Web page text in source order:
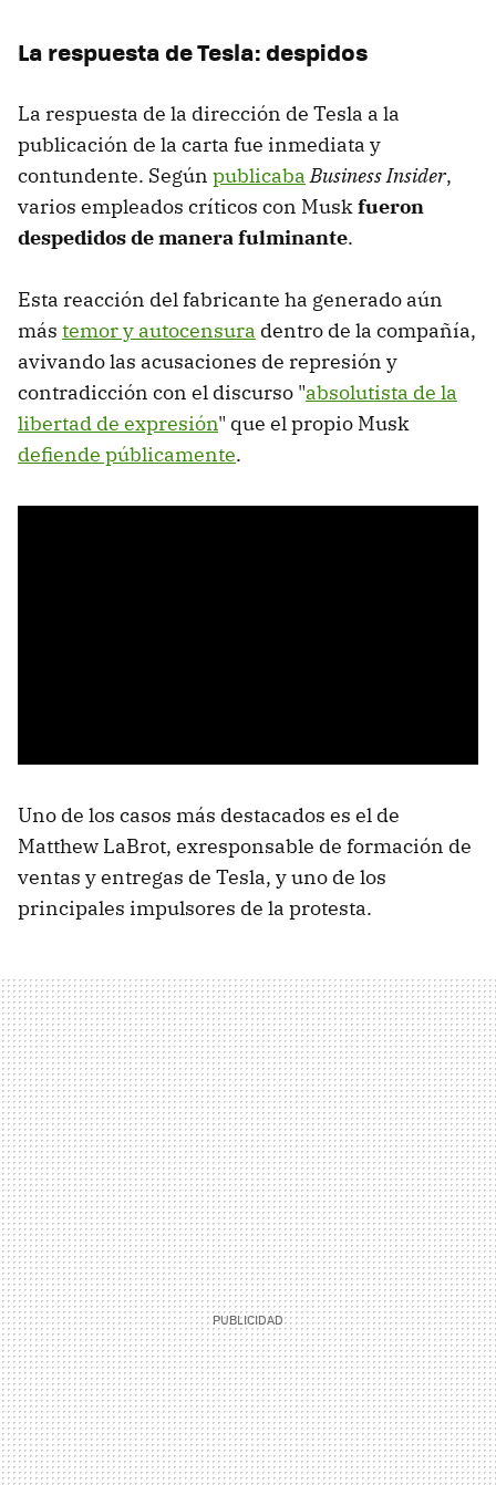
La respuesta de Tesla: despidos
La respuesta de la dirección de Tesla a la
publicación de la carta fue inmediata y
contundente. Según publicaba Business Insider,
varios empleados críticos con Muskfueron
despedidos de manera fulminante.
Esta reacción del fabricante ha generado aún
más temor y autocensura dentro de la compañía,
avivando las acusaciones de represión y
contradicción con el discurso "absolutista de la
libertad de expresión" que el propio Musk
defiende públicamente.
Uno de los casos más destacados es el de
Matthew LaBrot, exresponsable de formación de
ventas y entregas de Tesla, y uno de los
principales impulsores de la protesta.